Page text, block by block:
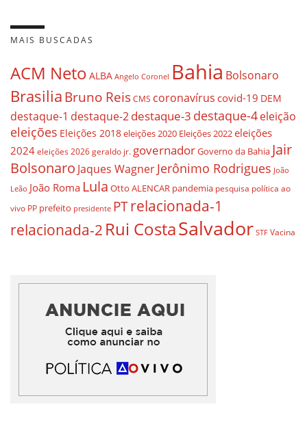
MAIS BUSCADAS
ACM Neto ALBA Angelo Coronel Bahia Bolsonaro
BrasiliaBruno ReisCMS coronavírus covid-19 DEM
destaque-1 destaque-2destaque-3 destaque-4eleição
eleições Eleições 2018eleições 2020 Eleições 2022eleições
2024 eleições 2026 geraldo jr. governadorGoverno da Bahia Jair
Bolsonaro Jaques WagnerJerônimo Rodrigues João
Leão João Roma Lula Otto ALENCAR pandemia pesquisa política ao
vivo PP prefeito presidente PTrelacionada-1
relacionada-2 Rui CostaSalvador STF Vacina